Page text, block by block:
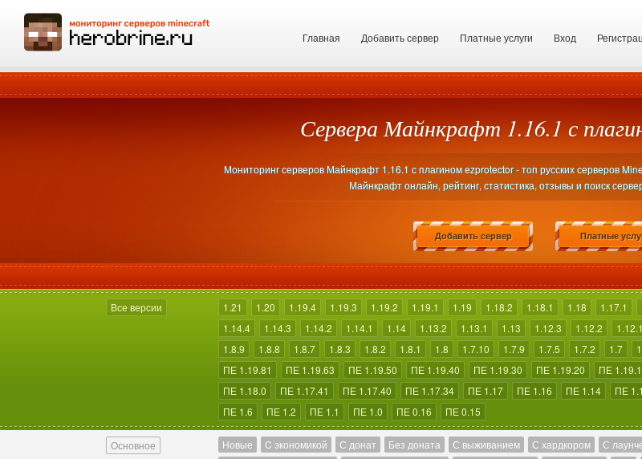
Главная Добавить сервер Платные услуги Вход
Сервера Майнкрафт 1.16.1 с
Мониторинг серверов Майнкрафт 1.16.1 с плагином ezprotector - топ русских серверов
Майнкрафт онлайн, рейтинг, статистика, отзывы и поиск
Добавить сервер Платные
Все версии 1.21 1.20 1.19.4 1.19.3 1.19.2 1.19.1 1.19 1.18.2 1.18.1 1.18 1.17.1
1.14.4
1.14.3 1.14.2 1.14.1 1.14 1.13.2 1.13.1 1.13 1.12.3 1.12.2 1.12.1
1.8.9
1.8.8 1.8.7 1.8.3 1.8.2 1.8.1 1.8 1.7.10 1.7.9 1.7.5 1.7.2 1.7
ПЕ 1.19.81
ПЕ 1.19.63 ПЕ 1.19.50 ПЕ 1.19.40 ПЕ 1.19.30 ПЕ 1.19.20 ПЕ
ПЕ 1.18.0
ПЕ 1.17.41 ПЕ 1.17.40 ПЕ 1.17.34 ПЕ 1.17 ПЕ 1.16 ПЕ 1.14 ПЕ
ПЕ 1.6
ПЕ 1.2 ПЕ 1.1 ПЕ 1.0 ПЕ 0.16 ПЕ 0.15
Основное Новые C экономикой С донат Без доната С выживанием С хардкором С